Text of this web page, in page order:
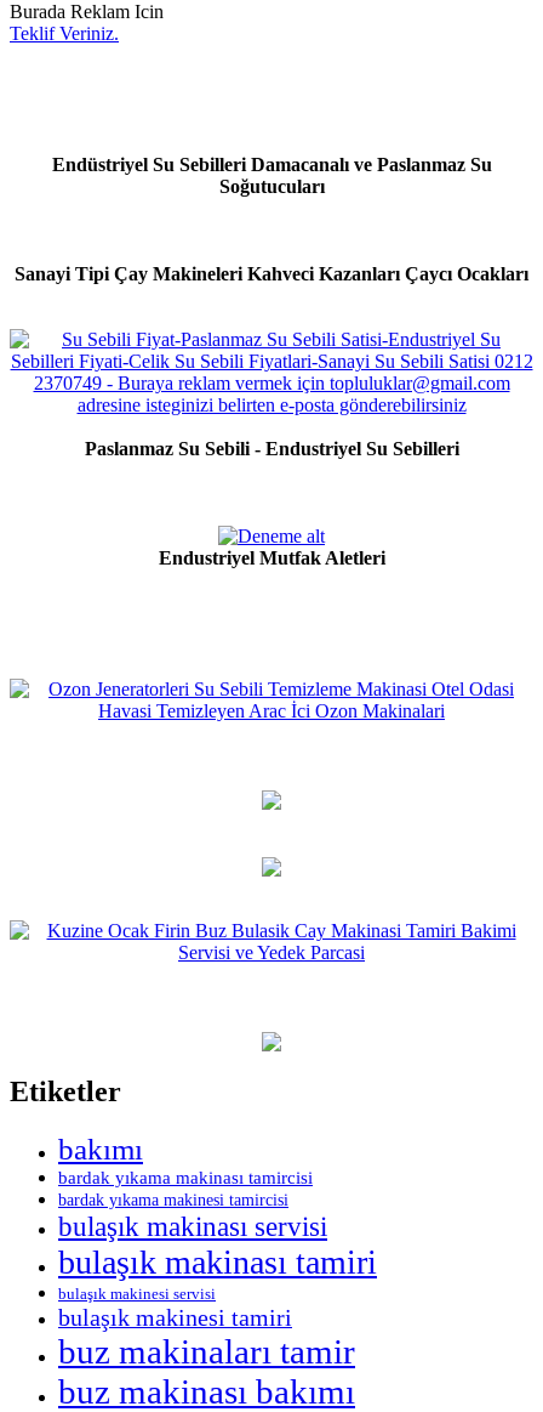
Burada Reklam Icin
Teklif Veriniz.
Endüstriyel Su Sebilleri Damacanalı ve Paslanmaz Su
Soğutucuları
Sanayi Tipi Çay Makineleri Kahveci Kazanları Çaycı Ocakları
Paslanmaz Su Sebili - Endustriyel Su Sebilleri
Endustriyel Mutfak Aletleri
Etiketler
bakımı
bardak yıkama makinası tamircisi
bardak yıkama makinesi tamircisi
bulaşık makinası servisi
bulaşık makinası tamiri
bulaşık makinesi servisi
bulaşık makinesi tamiri
buz makinaları tamir
buz makinası bakımı